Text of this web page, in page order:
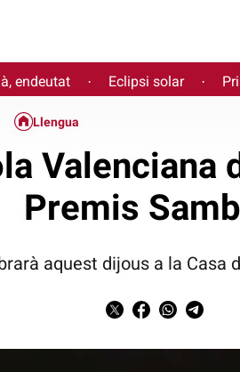
endeutat · Eclipsi solar ·
Llengua
Valenciana
Premis
aquest dijous a la Casa